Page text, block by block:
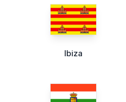
Ibiza